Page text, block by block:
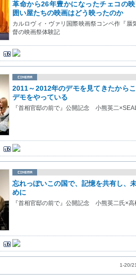
革命から26年豊かになったチェコの
囲い屋たちの映画はどう映ったのか
カルロヴィ・ヴァリ国際映画祭コンペ作『蜃
督の映画祭体験記
2011～2012年のデモを見てきたから
デモをやっている
『首相官邸の前で』公開記念 小熊英二
忘れっぽいこの国で、記憶を共有し、
めに
『首相官邸の前で』公開記念 小熊英二氏×
1-20/